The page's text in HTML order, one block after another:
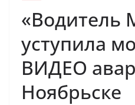
«Водитель
уступила
ВИДЕО
Ноябрьске